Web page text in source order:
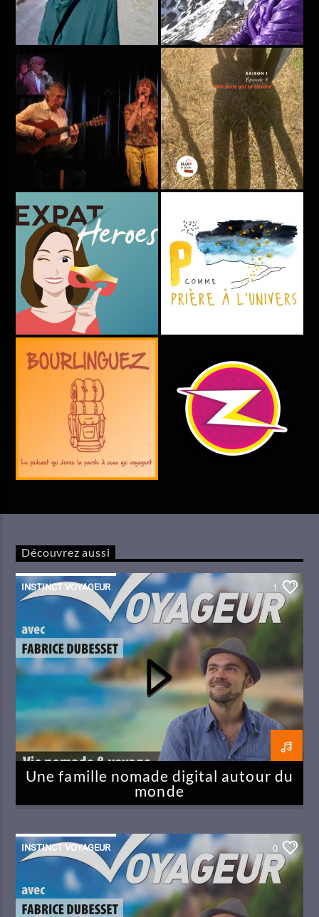
Découvrez aussi
INSTINCT VOYAGEUR 1
Une famille nomade digital autour du
monde
INSTINCT VOYAGEUR 0